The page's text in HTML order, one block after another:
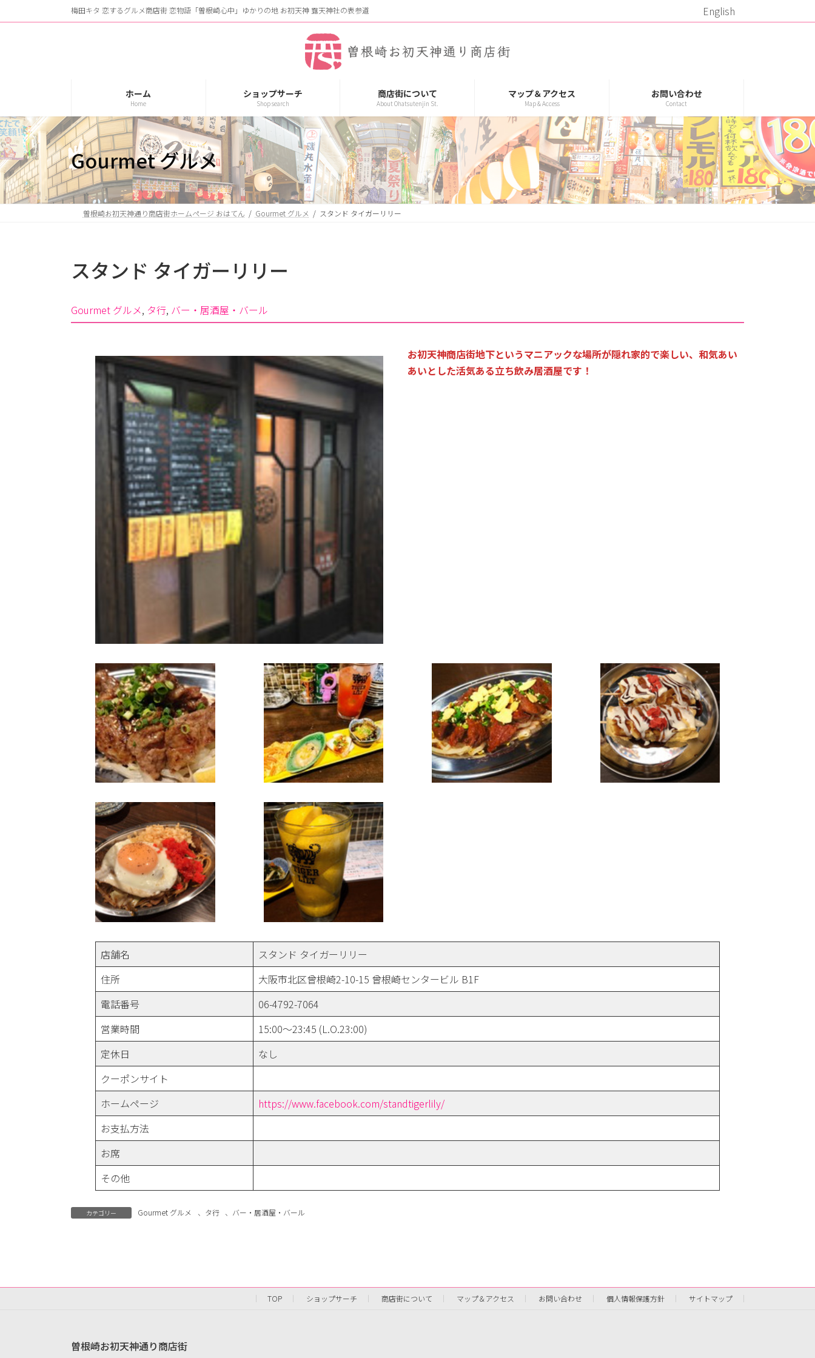
ン
ッ
プ
ビ
移
動
梅田キタ 恋するグルメ商店街 恋物語「曽根崎心中」ゆかりの地 お初天神 露天神社の表参道 English
ホーム
Home
ショップサーチ
Shop search
商店街について
About Ohatsutenjin St.
マップ＆アクセス
Map & Access
お問い合わせ
Contact
Gourmet グルメ
曽根崎お初天神通り商店街ホームページ おはてん Gourmet グルメ スタンド タイガーリリー
スタンド タイガーリリー
Gourmet グルメ, タ行, バー・居酒屋・バール
お初天神商店街地下というマニアックな場所が隠れ家的で楽しい、和気あい
あいとした活気ある立ち飲み居酒屋です！
店舗名
スタンド タイガーリリー
住所
大阪市北区曾根崎2-10-15 曾根崎センタービル B1F
電話番号
06-4792-7064
営業時間
15:00～23:45 (L.O.23:00)
定休日
なし
クーポンサイト
ホームページ
https://www.facebook.com/standtigerlily/
お支払方法
お席
その他
カテゴリー Gourmet グルメ 、 タ行 、 バー・居酒屋・バール
TOP ショップサーチ 商店街について マップ＆アクセス お問い合わせ 個人情報保護方針 サイトマップ
曽根崎お初天神通り商店街